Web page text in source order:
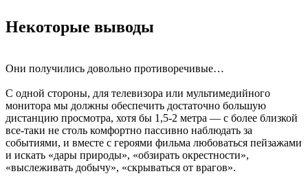
Некоторые выводы
Они получились довольно противоречивые…
С одной стороны, для телевизора или мультимедийного
монитора мы должны обеспечить достаточно большую
дистанцию просмотра, хотя бы 1,5-2 метра — с более близкой
все-таки не столь комфортно пассивно наблюдать за
событиями, и вместе с героями фильма любоваться пейзажами
и искать «дары природы», «обзирать окрестности»,
«выслеживать добычу», «скрываться от врагов».